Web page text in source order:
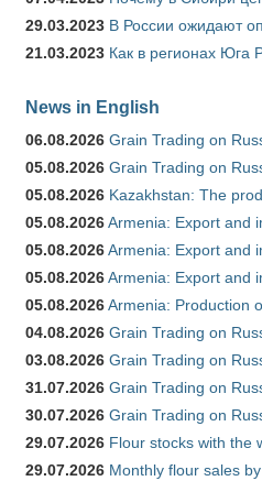
29.03.2023 В России ожидают
21.03.2023 Как в регионах Юга
News in English
06.08.2026 Grain Trading on
05.08.2026 Grain Trading on
05.08.2026 Kazakhstan: The
05.08.2026Armenia: Export and
05.08.2026Armenia: Export and
05.08.2026Armenia: Export and
05.08.2026Armenia: Production
04.08.2026 Grain Trading on
03.08.2026 Grain Trading on
31.07.2026 Grain Trading on
30.07.2026 Grain Trading on
29.07.2026 Flour stocks with the
29.07.2026 Monthly flour sales